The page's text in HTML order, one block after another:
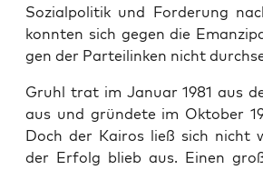
Sozialpoli­tik und Forderung
kon­nten sich gegen die
gen der Parteilinken nicht
Gruhl trat im Jan­u­ar 1981 aus
aus und grün­dete im Okto­ber
Doch der Kairos ließ sich nicht
der Erfolg blieb aus. Einen